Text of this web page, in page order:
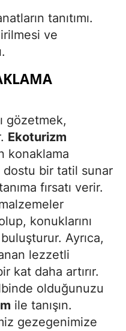
tanıtımı.
ve
gözetmek,
Ekoturizm
konaklama
bir tatil sunar
fırsatı verir.
konuklarını
Ayrıca,
lezzetli
kat daha artırır.
olduğunuzu
ile tanışın.
gezegenimize